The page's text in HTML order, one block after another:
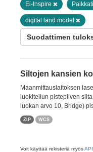
Ei-Inspire
digital land model
Suodattimen
Siltojen kansien
Maanmittauslaitoksen
luokitellun pistepilven
luokan arvo 10, Bridge)
ZIP WCS
Voit käyttää rekisteriä myösAPI